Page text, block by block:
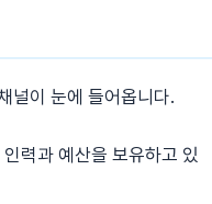
널이 눈에 들어옵니다.
력과 예산을 보유하고 있